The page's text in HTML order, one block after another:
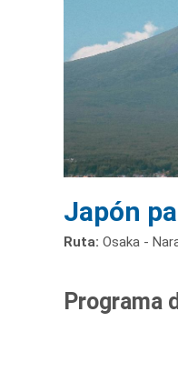
Japón
Ruta: Osaka -
Programa